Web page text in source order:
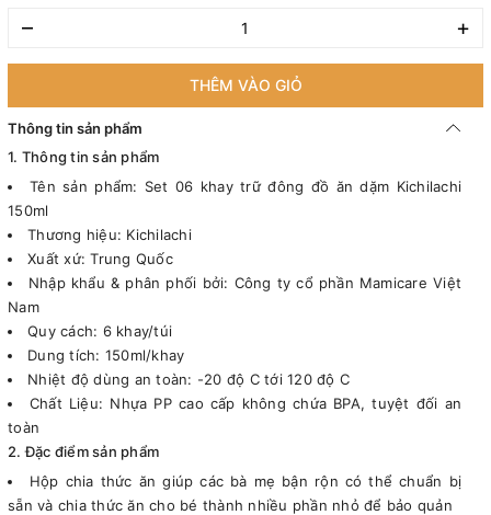
– +
THÊM VÀO GIỎ
Thông tin sản phẩm
1. Thông tin sản phẩm
Tên sản phẩm: Set 06 khay trữ đông đồ ăn dặm Kichilachi
150ml
Thương hiệu: Kichilachi
Xuất xứ: Trung Quốc
Nhập khẩu & phân phối bởi: Công ty cổ phần Mamicare Việt
Nam
Quy cách: 6 khay/túi
Dung tích: 150ml/khay
Nhiệt độ dùng an toàn: -20 độ C tới 120 độ C
Chất Liệu: Nhựa PP cao cấp không chứa BPA, tuyệt đối an
toàn
2. Đặc điểm sản phẩm
Hộp chia thức ăn giúp các bà mẹ bận rộn có thể chuẩn bị
sẵn và chia thức ăn cho bé thành nhiều phần nhỏ để bảo quản